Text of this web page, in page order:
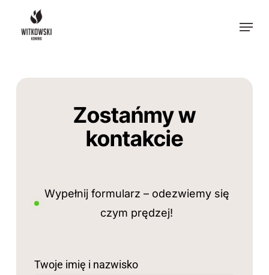
Menu
Zostańmy w
kontakcie
Wypełnij formularz – odezwiemy się
czym prędzej!
Twoje imię i nazwisko